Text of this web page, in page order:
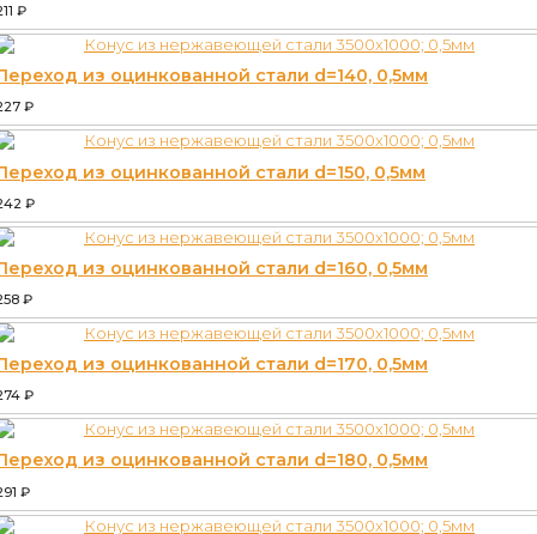
₽
из оцинкованной стали d=140, 0,5мм
₽
из оцинкованной стали d=150, 0,5мм
₽
из оцинкованной стали d=160, 0,5мм
₽
из оцинкованной стали d=170, 0,5мм
₽
из оцинкованной стали d=180, 0,5мм
₽